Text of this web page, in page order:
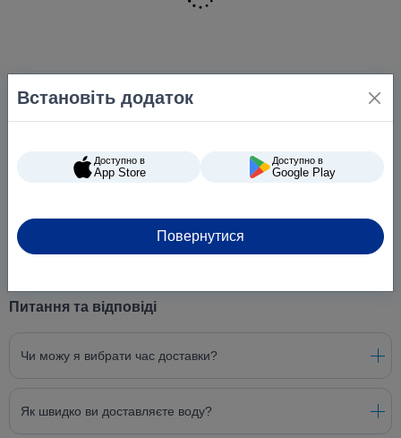
Питання та відповіді
Чи можу я вибрати час доставки?
Як швидко ви доставляєте воду?
Встановіть додаток
Доступно в
App Store
Доступно в
Google Play
Повернутися